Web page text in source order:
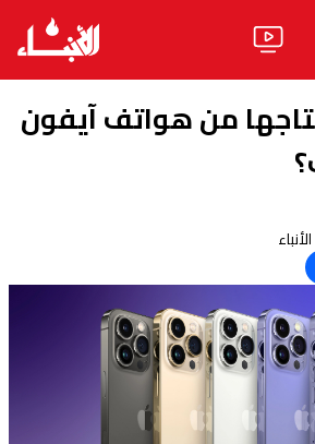
من هواتف آيفون
الأنباء